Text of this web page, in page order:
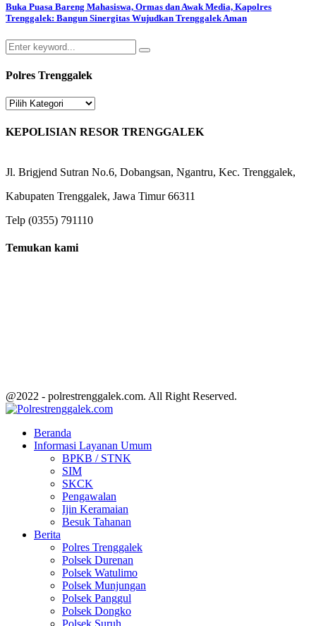
Buka Puasa Bareng Mahasiswa, Ormas dan Awak Media, Kapolres
Trenggalek: Bangun Sinergitas Wujudkan Trenggalek Aman
Search
for:
Search
Polres Trenggalek
Polres
KEPOLISIAN RESOR TRENGGALEK
Jl. Brigjend Sutran No.6, Dobangsan, Ngantru, Kec. Trenggalek,
Kabupaten Trenggalek, Jawa Timur 66311
Telp (0355) 791110
Temukan kami
@2022 - polrestrenggalek.com. All Right Reserved.
Beranda
Informasi Layanan Umum
BPKB / STNK
SIM
SKCK
Pengawalan
Ijin Keramaian
Besuk Tahanan
Berita
Polres Trenggalek
Polsek Durenan
Polsek Watulimo
Polsek Munjungan
Polsek Panggul
Polsek Dongko
Polsek Suruh